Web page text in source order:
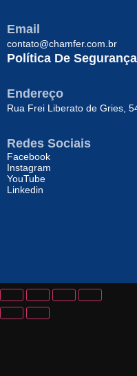
Email
contato@chamfer.com.br
Política De
Endereço
Rua Frei Liberato de Gries,
Redes Sociais
Facebook
Instagram
YouTube
Linkedin